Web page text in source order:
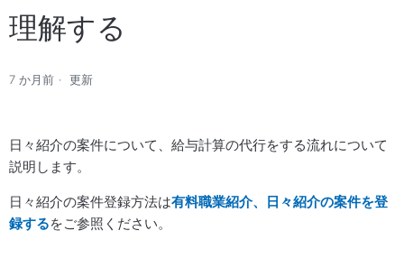
理解する
7 か月前 更新
日々紹介の案件について、給与計算の代行をする流れについて
説明します。
日々紹介の案件登録方法は有料職業紹介、日々紹介の案件を登
録するをご参照ください。